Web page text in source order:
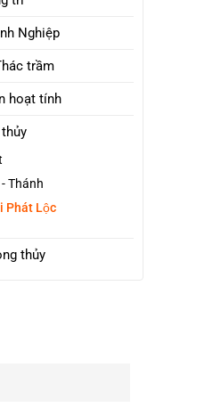
Nghiệp
trầm
hoạt tính
Thánh
Phát Lộc
thủy